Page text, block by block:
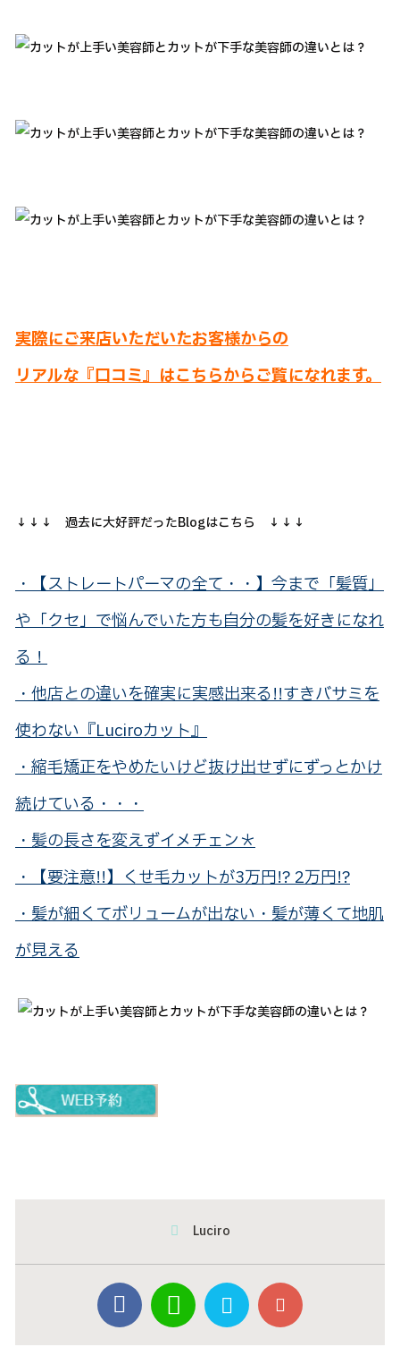
実際にご来店いただいたお客様からの
リアルな『口コミ』はこちらからご覧になれます。
↓↓↓ 過去に大好評だったBlogはこちら ↓↓↓
・【ストレートパーマの全て・・】今まで「髪質」
や「クセ」で悩んでいた方も自分の髪を好きになれ
る！
・他店との違いを確実に実感出来る!!すきバサミを
使わない『Luciroカット』
・縮毛矯正をやめたいけど抜け出せずにずっとかけ
続けている・・・
・髪の長さを変えずイメチェン＊
・【要注意!!】くせ毛カットが3万円!? 2万円!?
・髪が細くてボリュームが出ない・髪が薄くて地肌
が見える
Luciro